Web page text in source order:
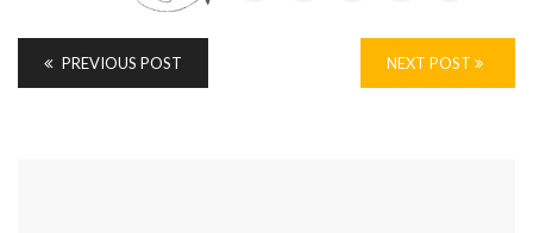
PREVIOUS POST NEXT POST